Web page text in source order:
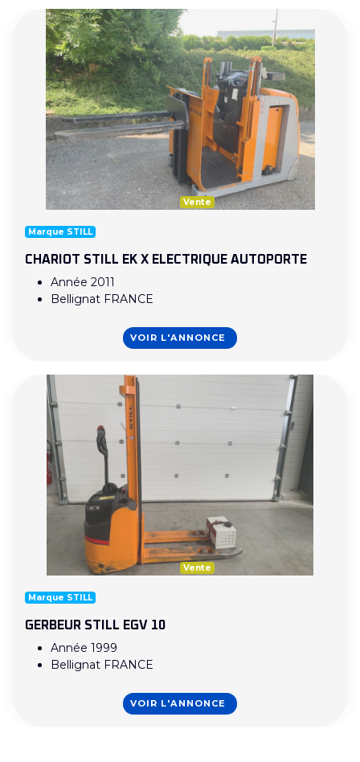
Vente
Marque STILL
CHARIOT STILL EK X ELECTRIQUE AUTOPORTE
Année 2011
Bellignat FRANCE
VOIR L'ANNONCE
Vente
Marque STILL
GERBEUR STILL EGV 10
Année 1999
Bellignat FRANCE
VOIR L'ANNONCE